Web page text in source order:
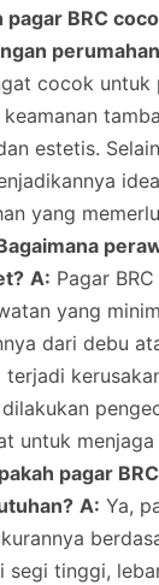
pagar BRC
cocok untuk
estetis.
yang
A: Pagar BRC
yang
dari debu
untuk menjaga
pagar
A: Ya,
segi tinggi,